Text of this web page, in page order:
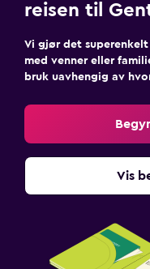
reisen til
Vi gjør det
med venner eller
bruk uavhengig av
Vis